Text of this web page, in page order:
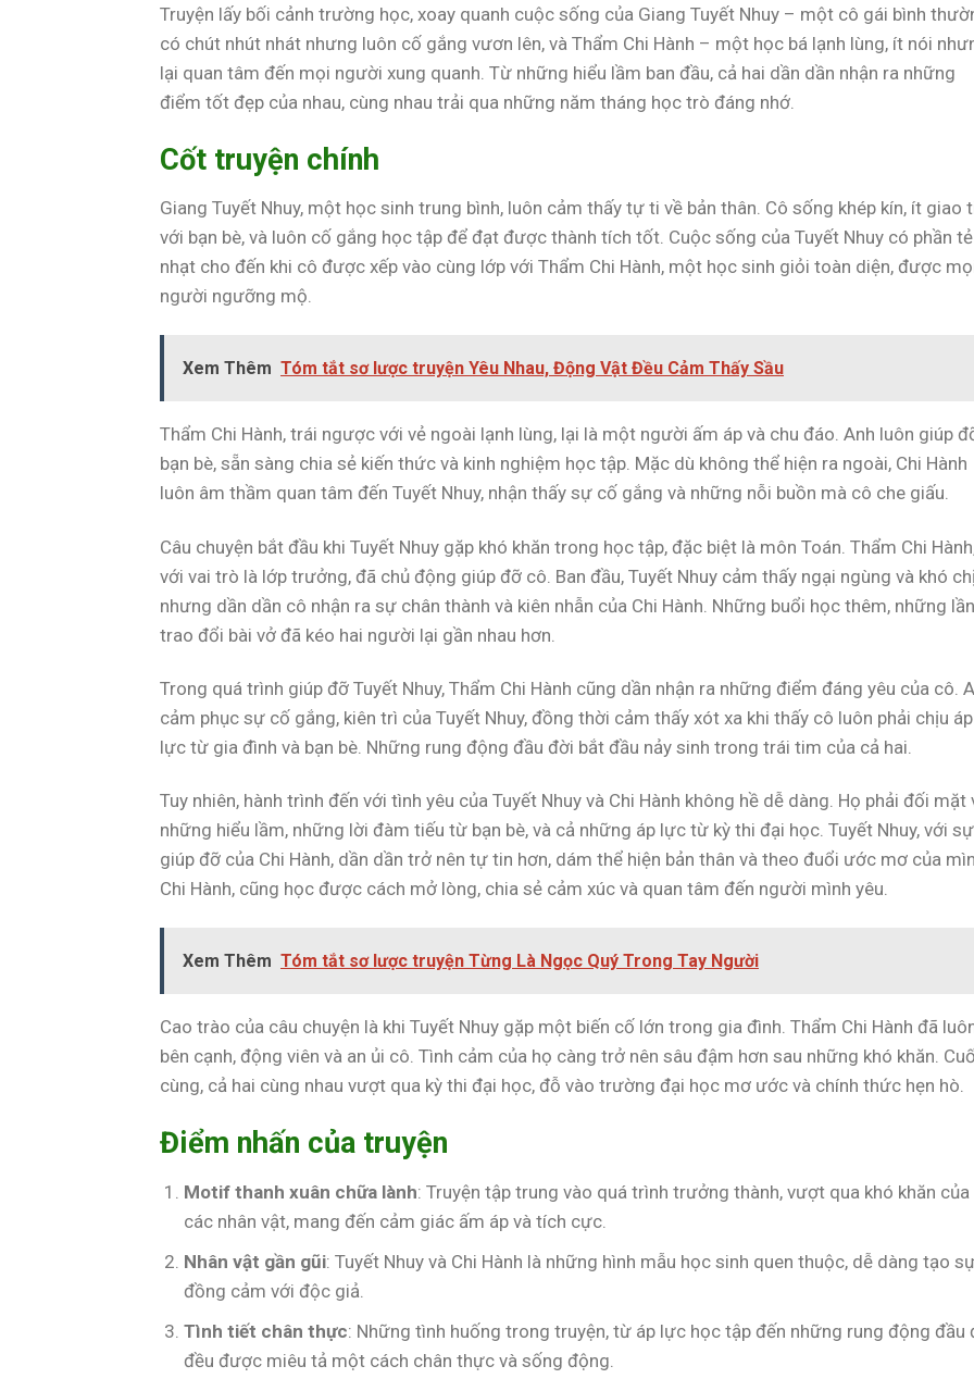
Truyện lấy bối cảnh trường học, xoay quanh cuộc sống của Giang Tuyết Nhuy – một cô gái bình
có chút nhút nhát nhưng luôn cố gắng vươn lên, và Thẩm Chi Hành – một học bá lạnh lùng, ít nói
lại quan tâm đến mọi người xung quanh. Từ những hiểu lầm ban đầu, cả hai dần dần nhận ra những
điểm tốt đẹp của nhau, cùng nhau trải qua những năm tháng học trò đáng nhớ.
Cốt truyện chính
Giang Tuyết Nhuy, một học sinh trung bình, luôn cảm thấy tự ti về bản thân. Cô sống khép kín, ít giao
với bạn bè, và luôn cố gắng học tập để đạt được thành tích tốt. Cuộc sống của Tuyết Nhuy có phần tẻ
nhạt cho đến khi cô được xếp vào cùng lớp với Thẩm Chi Hành, một học sinh giỏi toàn diện, được
người ngưỡng mộ.
Xem Thêm Tóm tắt sơ lược truyện Yêu Nhau, Động Vật Đều Cảm Thấy Sầu
Thẩm Chi Hành, trái ngược với vẻ ngoài lạnh lùng, lại là một người ấm áp và chu đáo. Anh luôn giúp
bạn bè, sẵn sàng chia sẻ kiến thức và kinh nghiệm học tập. Mặc dù không thể hiện ra ngoài, Chi Hành
luôn âm thầm quan tâm đến Tuyết Nhuy, nhận thấy sự cố gắng và những nỗi buồn mà cô che giấu.
Câu chuyện bắt đầu khi Tuyết Nhuy gặp khó khăn trong học tập, đặc biệt là môn Toán. Thẩm Chi
với vai trò là lớp trưởng, đã chủ động giúp đỡ cô. Ban đầu, Tuyết Nhuy cảm thấy ngại ngùng và khó
nhưng dần dần cô nhận ra sự chân thành và kiên nhẫn của Chi Hành. Những buổi học thêm, những lần
trao đổi bài vở đã kéo hai người lại gần nhau hơn.
Trong quá trình giúp đỡ Tuyết Nhuy, Thẩm Chi Hành cũng dần nhận ra những điểm đáng yêu của cô.
cảm phục sự cố gắng, kiên trì của Tuyết Nhuy, đồng thời cảm thấy xót xa khi thấy cô luôn phải chịu áp
lực từ gia đình và bạn bè. Những rung động đầu đời bắt đầu nảy sinh trong trái tim của cả hai.
Tuy nhiên, hành trình đến với tình yêu của Tuyết Nhuy và Chi Hành không hề dễ dàng. Họ phải đối mặt
những hiểu lầm, những lời đàm tiếu từ bạn bè, và cả những áp lực từ kỳ thi đại học. Tuyết Nhuy, với sự
giúp đỡ của Chi Hành, dần dần trở nên tự tin hơn, dám thể hiện bản thân và theo đuổi ước mơ của
Chi Hành, cũng học được cách mở lòng, chia sẻ cảm xúc và quan tâm đến người mình yêu.
Xem Thêm Tóm tắt sơ lược truyện Từng Là Ngọc Quý Trong Tay Người
Cao trào của câu chuyện là khi Tuyết Nhuy gặp một biến cố lớn trong gia đình. Thẩm Chi Hành đã
bên cạnh, động viên và an ủi cô. Tình cảm của họ càng trở nên sâu đậm hơn sau những khó khăn.
cùng, cả hai cùng nhau vượt qua kỳ thi đại học, đỗ vào trường đại học mơ ước và chính thức hẹn hò.
Điểm nhấn của truyện
Motif thanh xuân chữa lành: Truyện tập trung vào quá trình trưởng thành, vượt qua khó khăn của
các nhân vật, mang đến cảm giác ấm áp và tích cực.
Nhân vật gần gũi: Tuyết Nhuy và Chi Hành là những hình mẫu học sinh quen thuộc, dễ dàng tạo
đồng cảm với độc giả.
Tình tiết chân thực: Những tình huống trong truyện, từ áp lực học tập đến những rung động đầu
đều được miêu tả một cách chân thực và sống động.